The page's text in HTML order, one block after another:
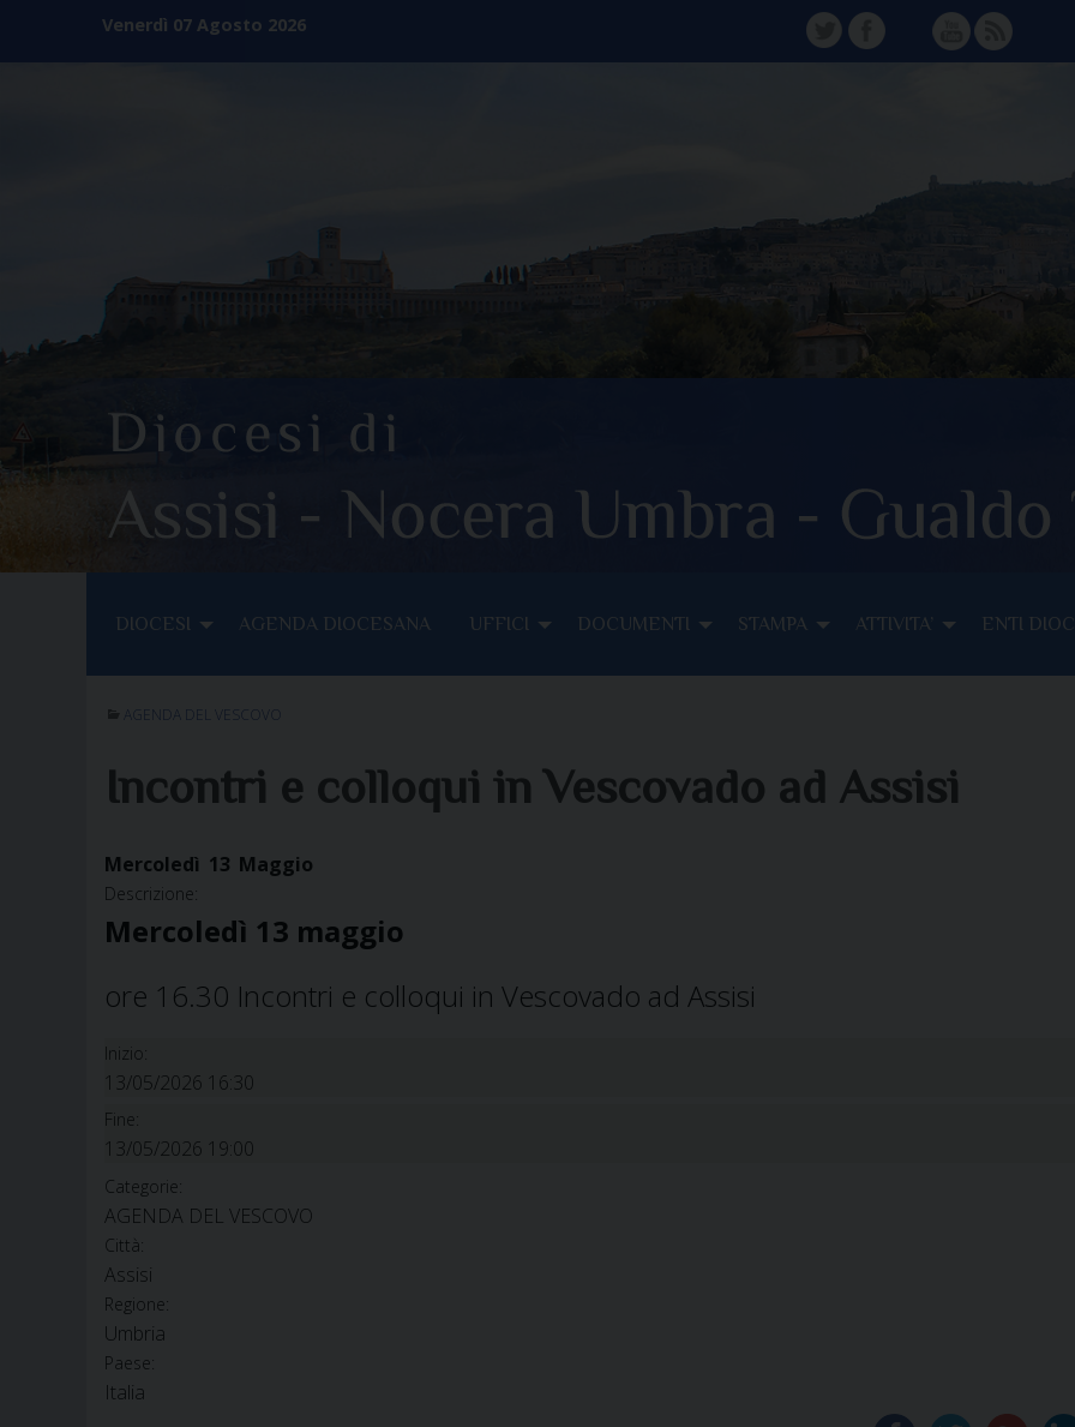
content
Venerdì 07 Agosto 2026
TW FB Instagram
YT FD
DIOCESI AGENDA DIOCESANA UFFICI DOCUMENTI STAMPA ATTIVITA’ ENTI
AGENDA DEL VESCOVO
Incontri e colloqui in Vescovado ad Assisi
Mercoledì 13 Maggio
Descrizione:
Mercoledì 13 maggio
ore 16.30 Incontri e colloqui in Vescovado ad Assisi
Inizio:
13/05/2026 16:30
Fine:
13/05/2026 19:00
Categorie:
AGENDA DEL VESCOVO
Città:
Assisi
Regione:
Umbria
Paese:
Italia